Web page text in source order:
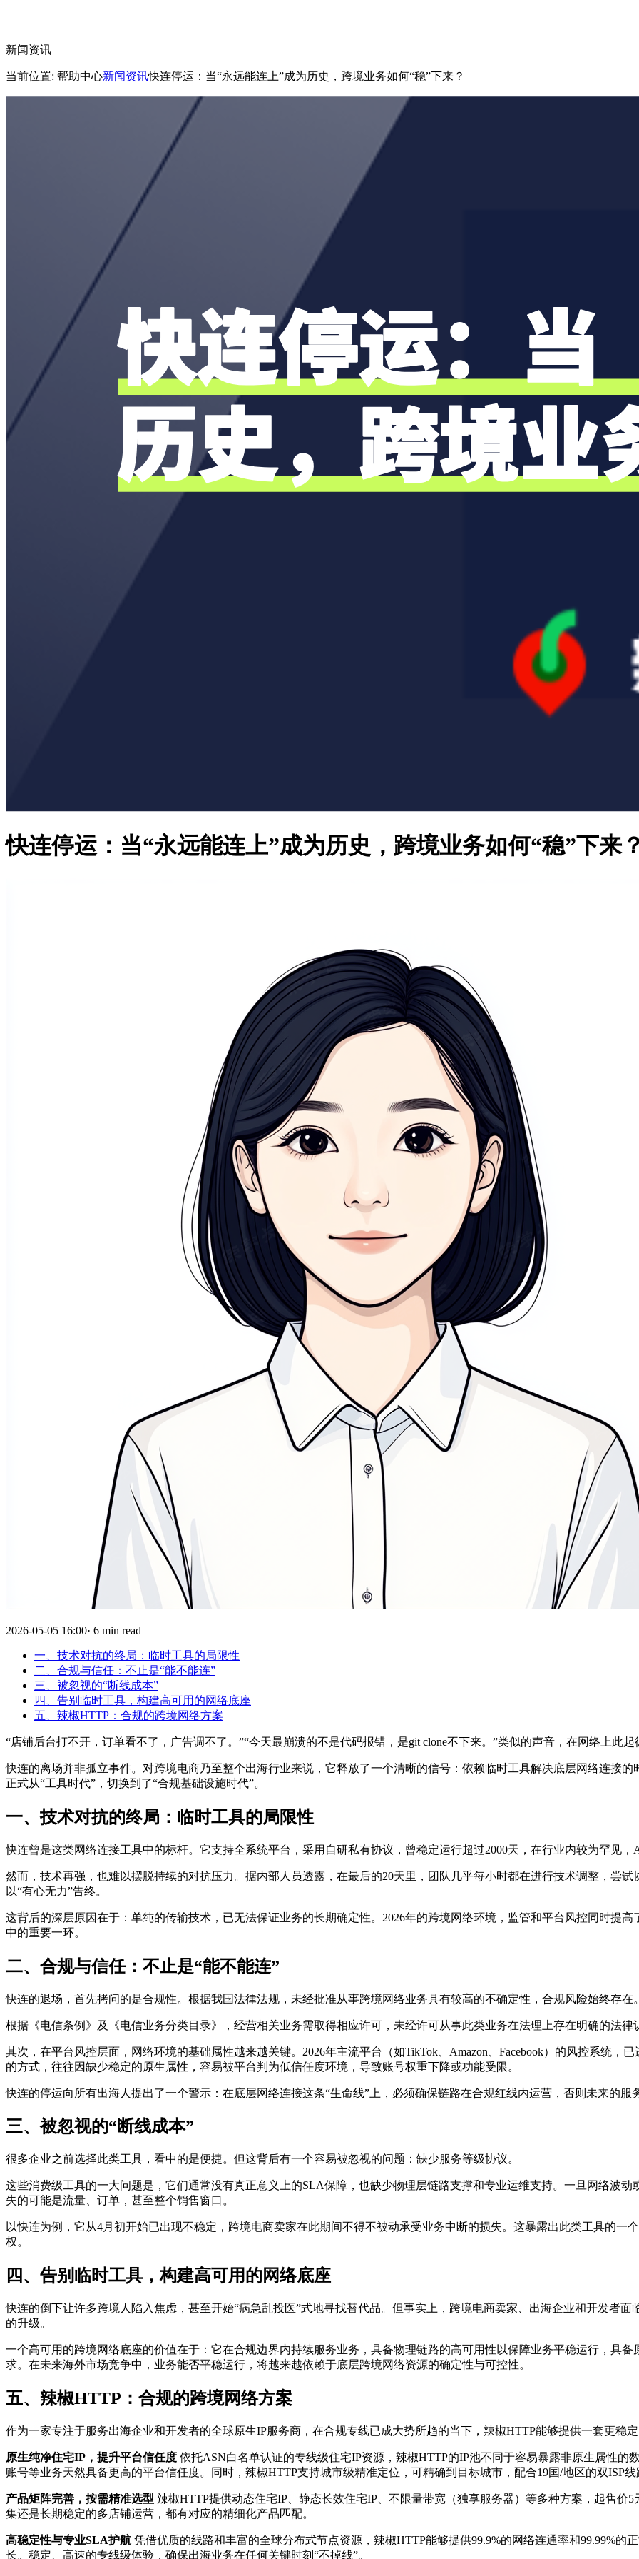
新闻资讯
当前位置: 帮助中心新闻资讯快连停运：当“永远能连上”成为历史，跨境业务如何“稳”下来？
快连停运：当“永远能连上”成为历史，跨境业务如何“稳”下来
2026-05-05 16:00· 6 min read
一、技术对抗的终局：临时工具的局限性
二、合规与信任：不止是“能不能连”
三、被忽视的“断线成本”
四、告别临时工具，构建高可用的网络底座
五、辣椒HTTP：合规的跨境网络方案
“店铺后台打不开，订单看不了，广告调不了。”“今天最崩溃的不是代码报错，是git clone不下来。”类似的声音，在网络上此起
快连的离场并非孤立事件。对跨境电商乃至整个出海行业来说，它释放了一个清晰的信号：依赖临时工具解决底层网络连接
正式从“工具时代”，切换到了“合规基础设施时代”。
一、技术对抗的终局：临时工具的局限性
快连曾是这类网络连接工具中的标杆。它支持全系统平台，采用自研私有协议，曾稳定运行超过2000天，在行业内较为罕见，
然而，技术再强，也难以摆脱持续的对抗压力。据内部人员透露，在最后的20天里，团队几乎每小时都在进行技术调整，尝
以“有心无力”告终。
这背后的深层原因在于：单纯的传输技术，已无法保证业务的长期确定性。2026年的跨境网络环境，监管和平台风控同时提
中的重要一环。
二、合规与信任：不止是“能不能连”
快连的退场，首先拷问的是合规性。根据我国法律法规，未经批准从事跨境网络业务具有较高的不确定性，合规风险始终存在
根据《电信条例》及《电信业务分类目录》，经营相关业务需取得相应许可，未经许可从事此类业务在法理上存在明确的法律
其次，在平台风控层面，网络环境的基础属性越来越关键。2026年主流平台（如TikTok、Amazon、Facebook）的风控系统，
的方式，往往因缺少稳定的原生属性，容易被平台判为低信任度环境，导致账号权重下降或功能受限。
快连的停运向所有出海人提出了一个警示：在底层网络连接这条“生命线”上，必须确保链路在合规红线内运营，否则未来的服
三、被忽视的“断线成本”
很多企业之前选择此类工具，看中的是便捷。但这背后有一个容易被忽视的问题：缺少服务等级协议。
这些消费级工具的一大问题是，它们通常没有真正意义上的SLA保障，也缺少物理层链路支撑和专业运维支持。一旦网络波
失的可能是流量、订单，甚至整个销售窗口。
以快连为例，它从4月初开始已出现不稳定，跨境电商卖家在此期间不得不被动承受业务中断的损失。这暴露出此类工具的一
权。
四、告别临时工具，构建高可用的网络底座
快连的倒下让许多跨境人陷入焦虑，甚至开始“病急乱投医”式地寻找替代品。但事实上，跨境电商卖家、出海企业和开发者
的升级。
一个高可用的跨境网络底座的价值在于：它在合规边界内持续服务业务，具备物理链路的高可用性以保障业务平稳运行，具
求。在未来海外市场竞争中，业务能否平稳运行，将越来越依赖于底层跨境网络资源的确定性与可控性。
五、辣椒HTTP：合规的跨境网络方案
作为一家专注于服务出海企业和开发者的全球原生IP服务商，在合规专线已成大势所趋的当下，辣椒HTTP能够提供一套更稳
原生纯净住宅IP，提升平台信任度 依托ASN白名单认证的专线级住宅IP资源，辣椒HTTP的IP池不同于容易暴露非原生属性
账号等业务天然具备更高的平台信任度。同时，辣椒HTTP支持城市级精准定位，可精确到目标城市，配合19国/地区的双ISP
产品矩阵完善，按需精准选型 辣椒HTTP提供动态住宅IP、静态长效住宅IP、不限量带宽（独享服务器）等多种方案，起售价
集还是长期稳定的多店铺运营，都有对应的精细化产品匹配。
高稳定性与专业SLA护航 凭借优质的线路和丰富的全球分布式节点资源，辣椒HTTP能够提供99.9%的网络连通率和99.99%的
长。稳定、高速的专线级体验，确保出海业务在任何关键时刻“不掉线”。